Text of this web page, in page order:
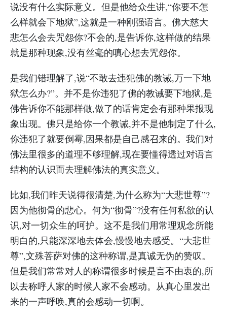
说没有什么实际意义。但是他给众生讲,“你要不怎
么样就会下地狱”,这就是一种刚强语言。佛大慈大
悲怎么会去咒怨你?不会的,是告诉你,这样做的结果
就是那种现象,没有丝毫的嗔心想去咒怨你。
是我们错理解了,说“不敢去违犯佛的教诫,万一下地
狱怎么办?”。并不是你违犯了佛的教诫要下地狱,是
佛告诉你不能那样做,做了的话肯定会有那种果报现
象出现。佛只是给你一个教诫,并不是他制定了什么,
你违犯了就要倒霉,因果都是自己感召来的。我们对
佛法里很多的道理不够理解,现在要懂得透过对语言
结构的认识而去理解佛法的真实意义。
比如,我们昨天说得很清楚,为什么称为“大悲世尊”?
因为他彻骨的悲心。何为“彻骨”?没有任何私欲的认
识,对一切众生的呵护。这不是我们用常理观念所能
明白的,只能深深地去体会,慢慢地去感受。“大悲世
尊”,文殊菩萨对佛的这种称谓,是真诚无伪的赞叹。
但是我们常常对人的称谓很多时候是言不由衷的,所
以去称呼人家的时候人家不会感动。从真心里发出
来的一声呼唤,真的会感动一切啊。